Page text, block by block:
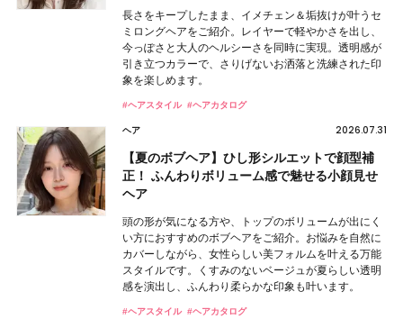
長さをキープしたまま、イメチェン＆垢抜けが叶うセ
ミロングヘアをご紹介。レイヤーで軽やかさを出し、
今っぽさと大人のヘルシーさを同時に実現。透明感が
引き立つカラーで、さりげないお洒落と洗練された印
象を楽しめます。
#ヘアスタイル #ヘアカタログ
ヘア 2026.07.31
【夏のボブヘア】ひし形シルエットで顔型補
正！ ふんわりボリューム感で魅せる小顔見せ
ヘア
頭の形が気になる方や、トップのボリュームが出にく
い方におすすめのボブヘアをご紹介。お悩みを自然に
カバーしながら、女性らしい美フォルムを叶える万能
スタイルです。くすみのないベージュが夏らしい透明
感を演出し、ふんわり柔らかな印象も叶います。
#ヘアスタイル #ヘアカタログ